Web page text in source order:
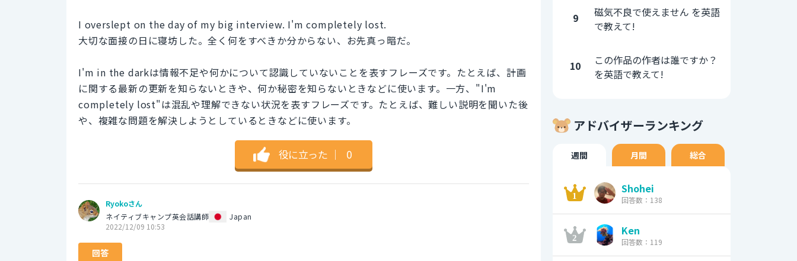
I overslept on the day of my big interview. I'm completely lost.
大切な面接の日に寝坊した。全く何をすべきか分からない、お先真っ暗だ。
I'm in the darkは情報不足や何かについて認識していないことを表すフレーズです。たとえば、計画
に関する最新の更新を知らないときや、何か秘密を知らないときなどに使います。一方、"I'm
completely lost"は混乱や理解できない状況を表すフレーズです。たとえば、難しい説明を聞いた後
や、複雑な問題を解決しようとしているときなどに使います。
役に立った ｜ 0
Ryokoさん
ネイティブキャンプ英会話講師
Japan
2022/12/09 10:53
回答
9
磁気不良で使えません を英語
で教えて!
10
この作品の作者は誰ですか？
を英語で教えて!
アドバイザーランキング
週間 月間 総合
Shohei
回答数：138
Ken
回答数：119